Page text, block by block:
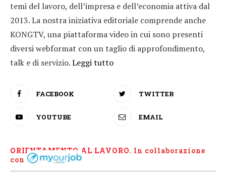
temi del lavoro, dell’impresa e dell’economia attiva dal
2013. La nostra iniziativa editoriale comprende anche
KONGTV, una piattaforma video in cui sono presenti
diversi webformat con un taglio di approfondimento,
talk e di servizio.Leggi tutto
FACEBOOK TWITTER
YOUTUBE EMAIL
ORIENTAMENTO AL LAVORO. In collaborazione
con